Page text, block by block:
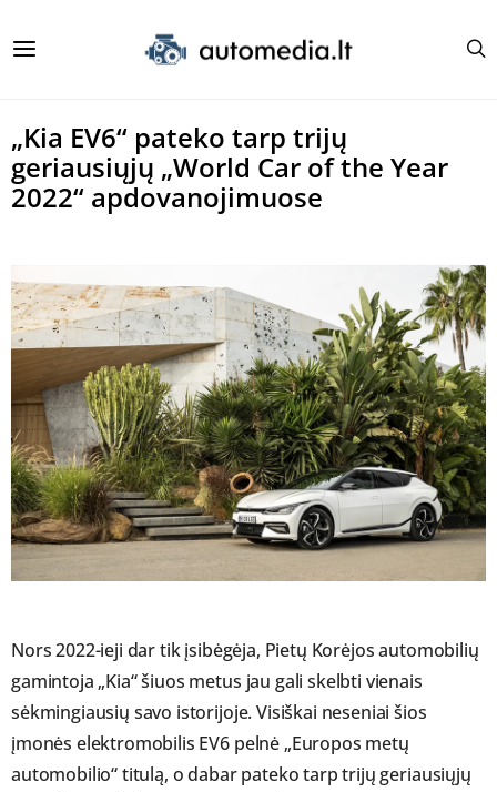
„Kia EV6“ pateko tarp trijų
geriausiųjų „World Car of the Year
2022“ apdovanojimuose
Nors 2022-ieji dar tik įsibėgėja, Pietų Korėjos automobilių
gamintoja „Kia“ šiuos metus jau gali skelbti vienais
sėkmingiausių savo istorijoje. Visiškai neseniai šios
įmonės elektromobilis EV6 pelnė „Europos metų
automobilio“ titulą, o dabar pateko tarp trijų geriausiųjų